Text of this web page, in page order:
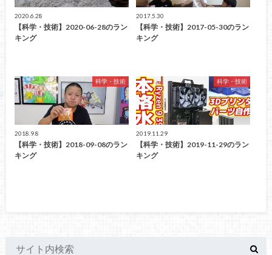
2020.6.28
【科学・技術】2020-06-28のラン
キング
2017.5.30
【科学・技術】2017-05-30のラン
キング
科学・技術
2018.9.8
【科学・技術】2018-09-08のラン
キング
科学・技術
2019.11.29
【科学・技術】2019-11-29のラン
キング